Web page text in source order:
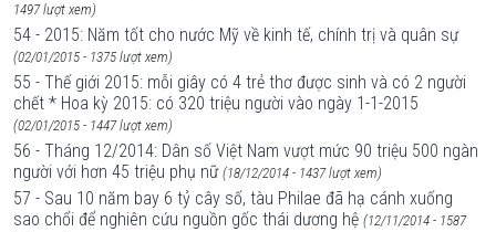
1497 lượt xem)
54 - 2015: Năm tốt cho nước Mỹ về kinh tế, chính trị và quân sự
(02/01/2015 - 1375 lượt xem)
55 - Thế giới 2015: mỗi giây có 4 trẻ thơ được sinh và có 2 người
chết * Hoa kỳ 2015: có 320 triệu người vào ngày 1-1-2015
(02/01/2015 - 1447 lượt xem)
56 - Tháng 12/2014: Dân số Việt Nam vượt mức 90 triệu 500 ngàn
người với hơn 45 triệu phụ nữ (18/12/2014 - 1437 lượt xem)
57 - Sau 10 năm bay 6 tỷ cây số, tàu Philae đã hạ cánh xuống
sao chổi để nghiên cứu nguồn gốc thái dương hệ (12/11/2014 - 1587